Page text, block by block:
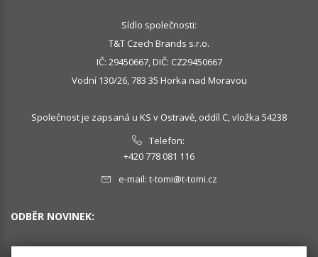
Sídlo společnosti:
T&T Czech Brands s.r.o.
IČ: 29450667, DIČ: CZ29450667
Vodní 130/26, 783 35 Horka nad Moravou
Společnost je zapsaná u KS v Ostravě, oddíl C, vložka 54238
Telefon:
+420 778 081 116
e-mail: t-tomi@t-tomi.cz
ODBĚR NOVINEK: